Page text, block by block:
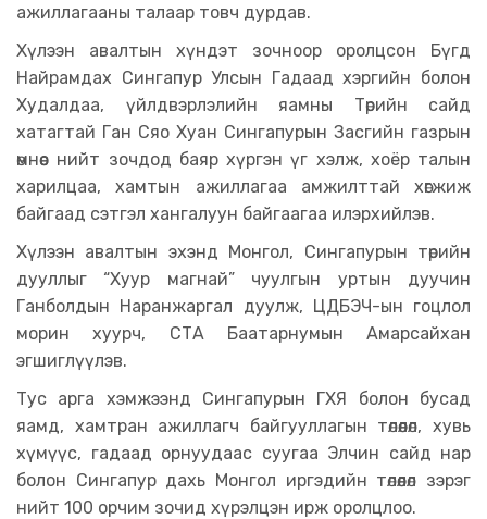
ажиллагааны талаар товч дурдав.
Хүлээн авалтын хүндэт зочноор оролцсон Бүгд
Найрамдах Сингапур Улсын Гадаад хэргийн болон
Худалдаа, үйлдвэрлэлийн яамны Төрийн сайд
хатагтай Ган Сяо Хуан Сингапурын Засгийн газрын
өмнөөс нийт зочдод баяр хүргэн үг хэлж, хоёр талын
харилцаа, хамтын ажиллагаа амжилттай хөгжиж
байгаад сэтгэл хангалуун байгаагаа илэрхийлэв.
Хүлээн авалтын эхэнд Монгол, Сингапурын төрийн
дууллыг “Хуур магнай” чуулгын уртын дуучин
Ганболдын Наранжаргал дуулж, ЦДБЭЧ-ын гоцлол
морин хуурч, СТА Баатарнумын Амарсайхан
эгшиглүүлэв.
Тус арга хэмжээнд Сингапурын ГХЯ болон бусад
яамд, хамтран ажиллагч байгууллагын төлөөлөл, хувь
хүмүүс, гадаад орнуудаас суугаа Элчин сайд нар
болон Сингапур дахь Монгол иргэдийн төлөөлөл зэрэг
нийт 100 орчим зочид хүрэлцэн ирж оролцлоо.